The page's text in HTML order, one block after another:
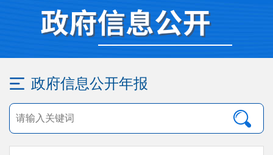
政府信息公开年报